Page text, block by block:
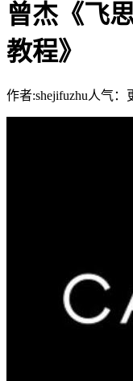
曾杰《飞
教程》
作者:shejifuzhu人气：